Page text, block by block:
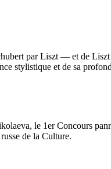
par Liszt — et de
stylistique et de sa
le 1er Concours
de la Culture.